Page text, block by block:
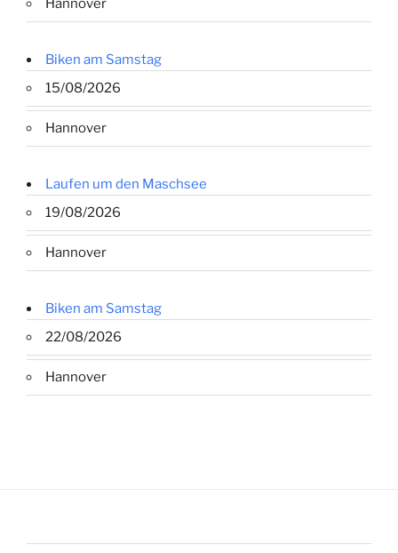
Hannover
Biken am Samstag
15/08/2026
Hannover
Laufen um den Maschsee
19/08/2026
Hannover
Biken am Samstag
22/08/2026
Hannover